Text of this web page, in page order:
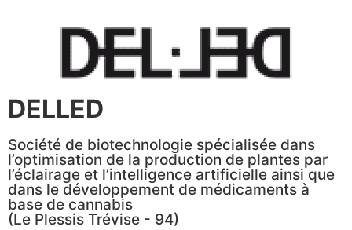
DELLED
Société de biotechnologie spécialisée dans
l’optimisation de la production de plantes par
l’éclairage et l’intelligence artificielle ainsi que
dans le développement de médicaments à
base de cannabis
(Le Plessis Trévise - 94)